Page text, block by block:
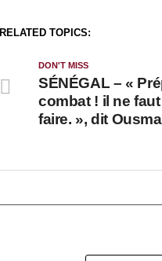
RELATED TOPICS:
DON'T MISS
SÉNÉGAL – «
combat ! il ne
faire. », dit